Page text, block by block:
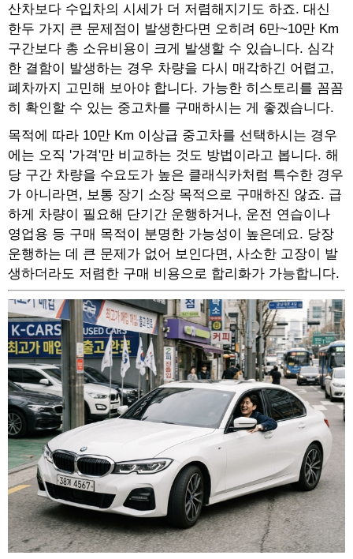
산차보다 수입차의 시세가 더 저렴해지기도 하죠. 대신
한두 가지 큰 문제점이 발생한다면 오히려 6만~10만 Km
구간보다 총 소유비용이 크게 발생할 수 있습니다. 심각
한 결함이 발생하는 경우 차량을 다시 매각하긴 어렵고,
폐차까지 고민해 보아야 합니다. 가능한 히스토리를 꼼꼼
히 확인할 수 있는 중고차를 구매하시는 게 좋겠습니다.
목적에 따라 10만 Km 이상급 중고차를 선택하시는 경우
에는 오직 '가격'만 비교하는 것도 방법이라고 봅니다. 해
당 구간 차량을 수요도가 높은 클래식카처럼 특수한 경우
가 아니라면, 보통 장기 소장 목적으로 구매하진 않죠. 급
하게 차량이 필요해 단기간 운행하거나, 운전 연습이나
영업용 등 구매 목적이 분명한 가능성이 높은데요. 당장
운행하는 데 큰 문제가 없어 보인다면, 사소한 고장이 발
생하더라도 저렴한 구매 비용으로 합리화가 가능합니다.